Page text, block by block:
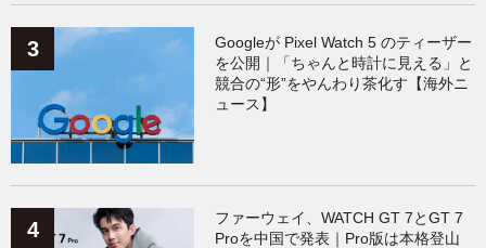
Googleが Pixel Watch 5 のティーザー
を公開｜「ちゃんと時計に見える」と
競合の“形”をやんわり茶化す【海外ニ
ュース】
ファーウェイ、WATCH GT 7とGT 7
Proを中国で発表｜Pro版は本格登山